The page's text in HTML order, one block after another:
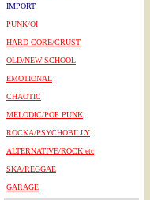
IMPORT
PUNK/OI
HARD CORE/CRUST
OLD/NEW SCHOOL
EMOTIONAL
CHAOTIC
MELODIC/POP PUNK
ROCKA/PSYCHOBILLY
ALTERNATIVE/ROCK etc
SKA/REGGAE
GARAGE